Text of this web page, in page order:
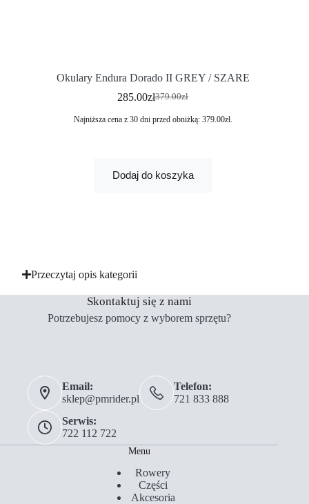
Okulary Endura Dorado II GREY / SZARE
379.00zł
285.00zł
Najniższa cena z 30 dni przed obniżką: 379.00zł.
Dodaj do koszyka
Przeczytaj opis kategorii
Skontaktuj się z nami
Potrzebujesz pomocy z wyborem sprzętu?
Email:
sklep@pmrider.pl
Telefon:
721 833 888
Serwis:
722 112 722
Menu
Rowery
Części
Akcesoria